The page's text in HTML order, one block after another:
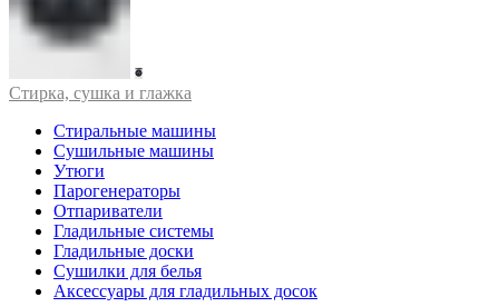
Стирка, сушка и глажка
Стиральные машины
Сушильные машины
Утюги
Парогенераторы
Отпариватели
Гладильные системы
Гладильные доски
Сушилки для белья
Аксессуары для гладильных досок